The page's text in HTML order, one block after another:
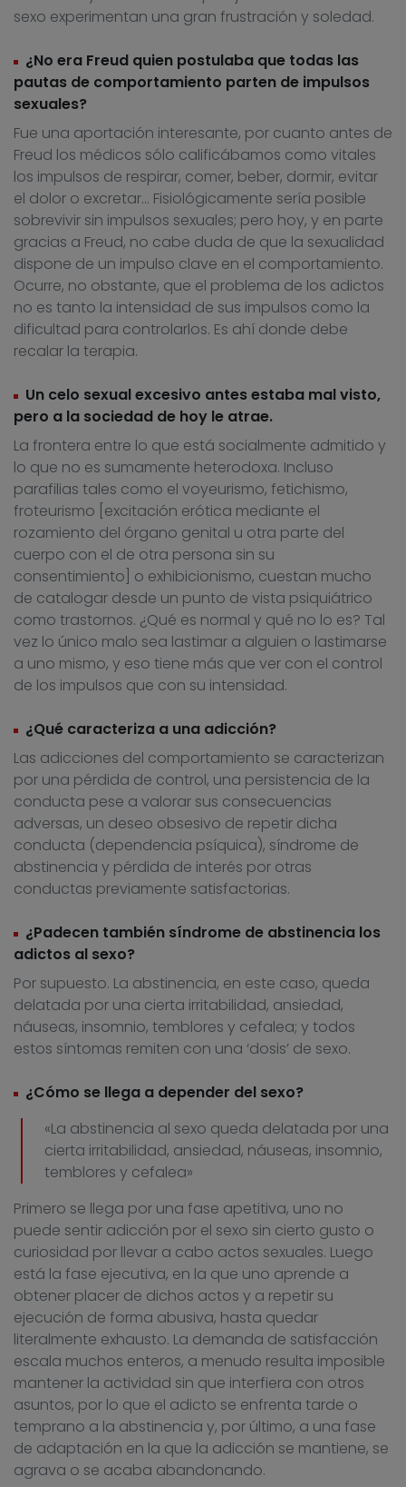
sexo experimentan una gran frustración y soledad.
¿No era Freud quien postulaba que todas las
pautas de comportamiento parten de impulsos
sexuales?
Fue una aportación interesante, por cuanto antes de
Freud los médicos sólo calificábamos como vitales
los impulsos de respirar, comer, beber, dormir, evitar
el dolor o excretar… Fisiológicamente sería posible
sobrevivir sin impulsos sexuales; pero hoy, y en parte
gracias a Freud, no cabe duda de que la sexualidad
dispone de un impulso clave en el comportamiento.
Ocurre, no obstante, que el problema de los adictos
no es tanto la intensidad de sus impulsos como la
dificultad para controlarlos. Es ahí donde debe
recalar la terapia.
Un celo sexual excesivo antes estaba mal visto,
pero a la sociedad de hoy le atrae.
La frontera entre lo que está socialmente admitido y
lo que no es sumamente heterodoxa. Incluso
parafilias tales como el voyeurismo, fetichismo,
froteurismo [excitación erótica mediante el
rozamiento del órgano genital u otra parte del
cuerpo con el de otra persona sin su
consentimiento] o exhibicionismo, cuestan mucho
de catalogar desde un punto de vista psiquiátrico
como trastornos. ¿Qué es normal y qué no lo es? Tal
vez lo único malo sea lastimar a alguien o lastimarse
a uno mismo, y eso tiene más que ver con el control
de los impulsos que con su intensidad.
¿Qué caracteriza a una adicción?
Las adicciones del comportamiento se caracterizan
por una pérdida de control, una persistencia de la
conducta pese a valorar sus consecuencias
adversas, un deseo obsesivo de repetir dicha
conducta (dependencia psíquica), síndrome de
abstinencia y pérdida de interés por otras
conductas previamente satisfactorias.
¿Padecen también síndrome de abstinencia los
adictos al sexo?
Por supuesto. La abstinencia, en este caso, queda
delatada por una cierta irritabilidad, ansiedad,
náuseas, insomnio, temblores y cefalea; y todos
estos síntomas remiten con una ‘dosis’ de sexo.
¿Cómo se llega a depender del sexo?
«La abstinencia al sexo queda delatada por una
cierta irritabilidad, ansiedad, náuseas, insomnio,
temblores y cefalea»
Primero se llega por una fase apetitiva, uno no
puede sentir adicción por el sexo sin cierto gusto o
curiosidad por llevar a cabo actos sexuales. Luego
está la fase ejecutiva, en la que uno aprende a
obtener placer de dichos actos y a repetir su
ejecución de forma abusiva, hasta quedar
literalmente exhausto. La demanda de satisfacción
escala muchos enteros, a menudo resulta imposible
mantener la actividad sin que interfiera con otros
asuntos, por lo que el adicto se enfrenta tarde o
temprano a la abstinencia y, por último, a una fase
de adaptación en la que la adicción se mantiene, se
agrava o se acaba abandonando.